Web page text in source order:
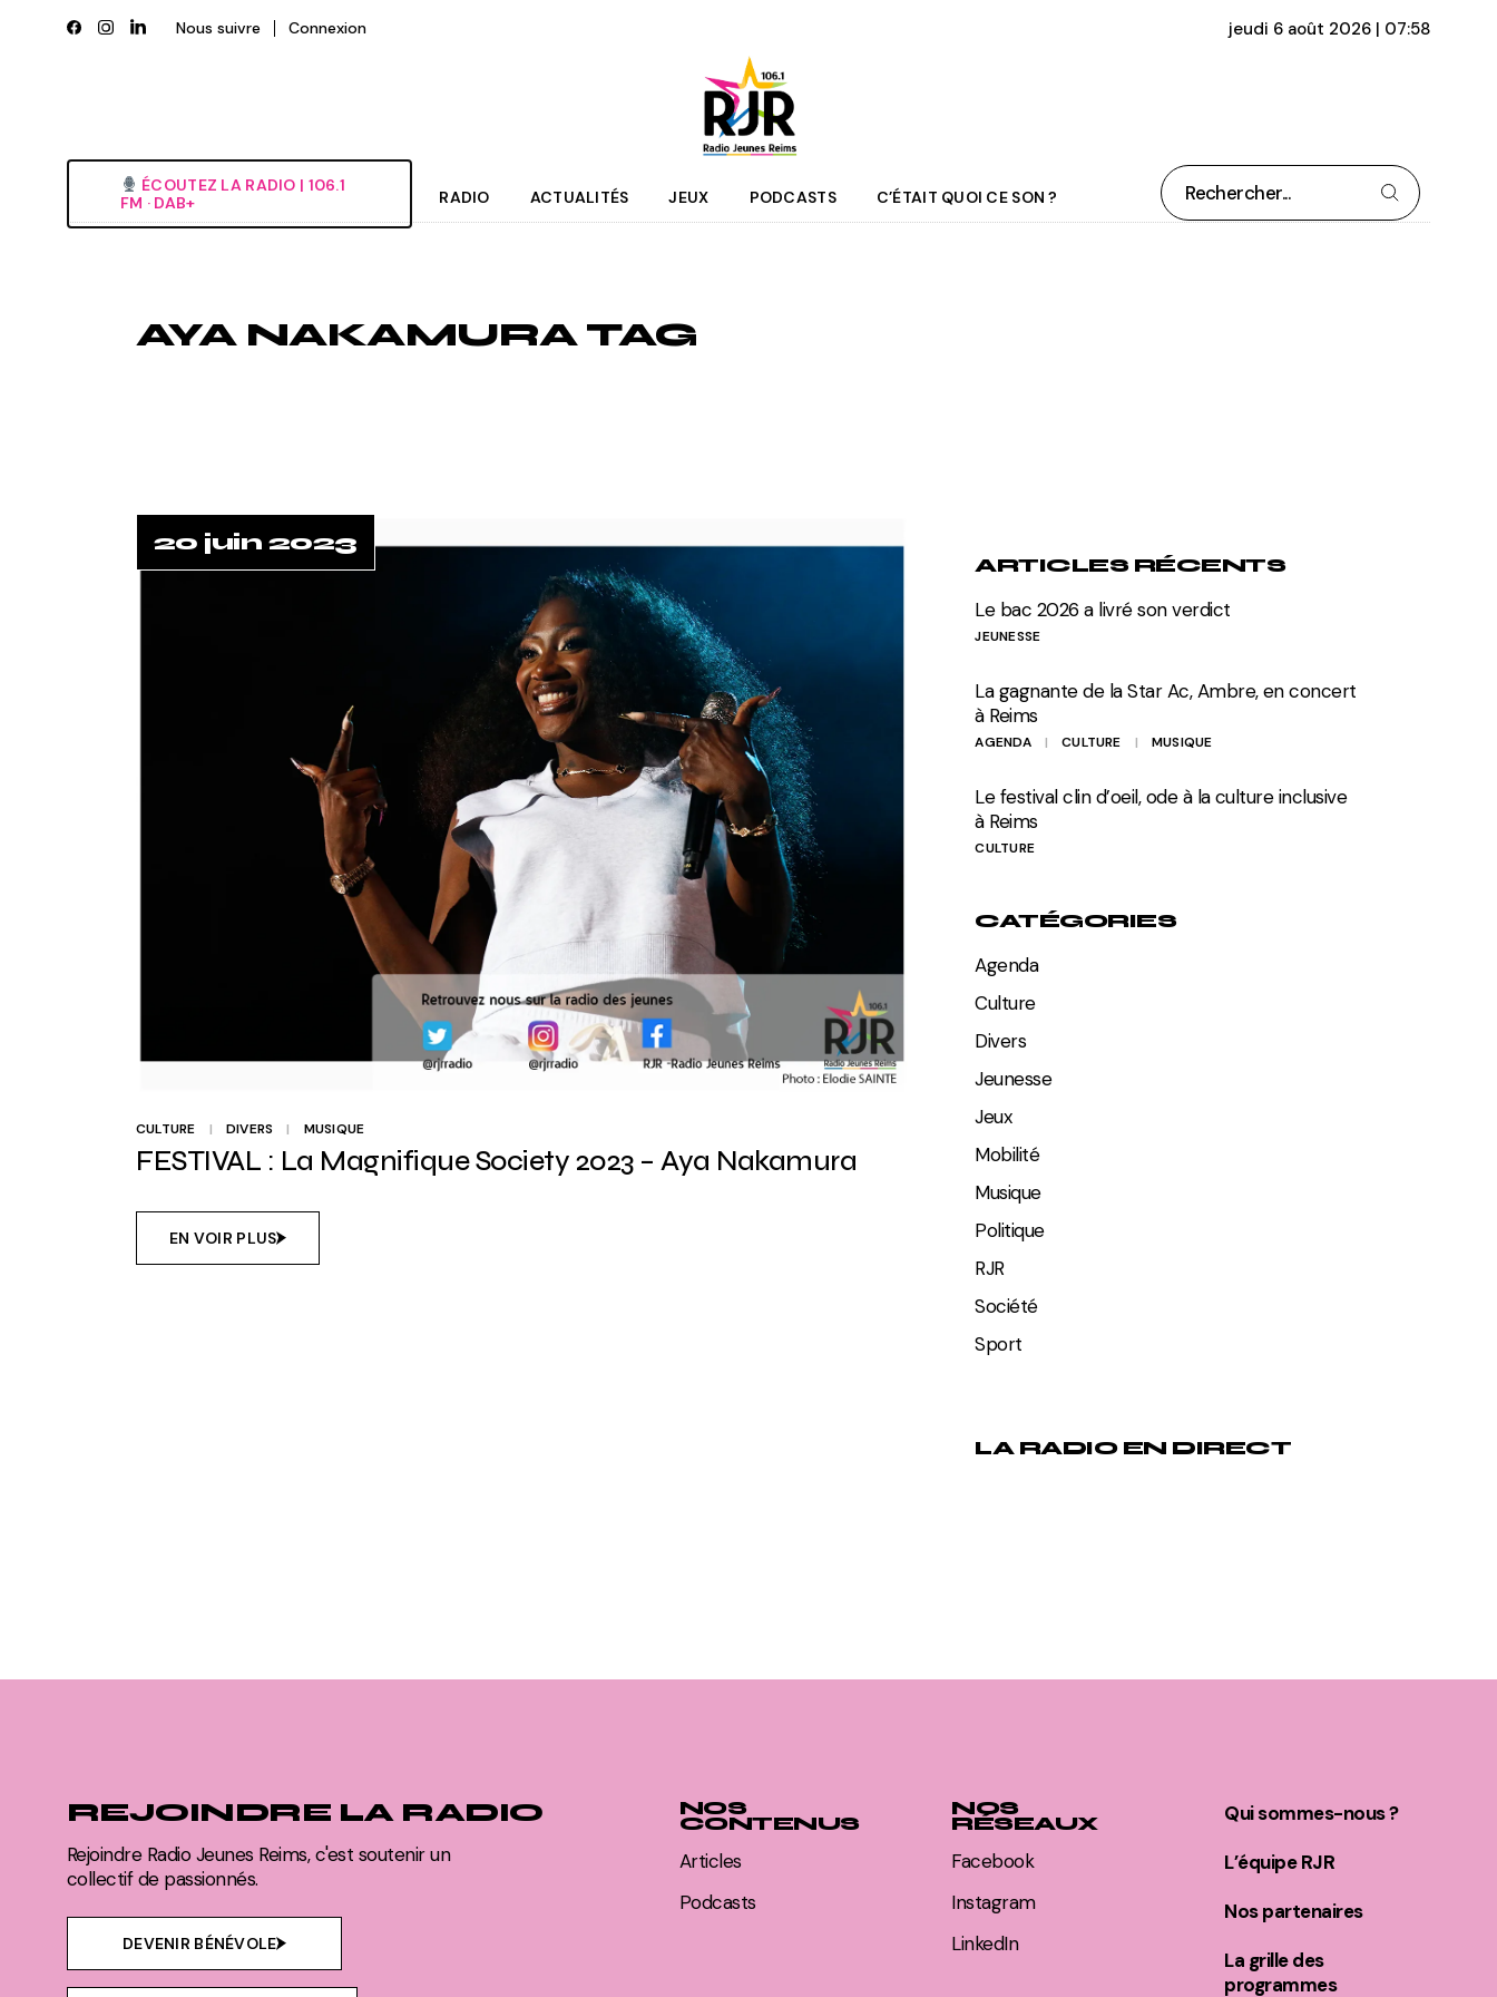
Nous suivre Connexion jeudi 6 août 2026 | 07:58
ÉCOUTEZ LA RADIO‎ | ‎106.1
FM · DAB+
RADIO
L’équipe RJR
ACTUALITÉS
Sport
JEUX PODCASTS C’ÉTAIT QUOI CE SON ?
Rechercher
AYA NAKAMURA TAG
20 juin 2023
CULTURE DIVERS MUSIQUE
FESTIVAL : La Magnifique Society 2023 – Aya Nakamura
EN VOIR PLUS
ARTICLES RÉCENTS
Le bac 2026 a livré son verdict
JEUNESSE
La gagnante de la Star Ac, Ambre, en concert
à Reims
AGENDA CULTURE MUSIQUE
Le festival clin d’oeil, ode à la culture inclusive
à Reims
CULTURE
CATÉGORIES
Agenda
Culture
Divers
Jeunesse
Jeux
Mobilité
Musique
Politique
RJR
Société
Sport
LA RADIO EN DIRECT
REJOINDRE LA RADIO
Rejoindre Radio Jeunes Reims, c'est soutenir un
collectif de passionnés.
DEVENIR BÉNÉVOLE
NOS
CONTENUS
Articles
Podcasts
NOS
RÉSEAUX
Facebook
Instagram
LinkedIn
Qui sommes-nous ?
L’équipe RJR
Nos partenaires
La grille des
programmes